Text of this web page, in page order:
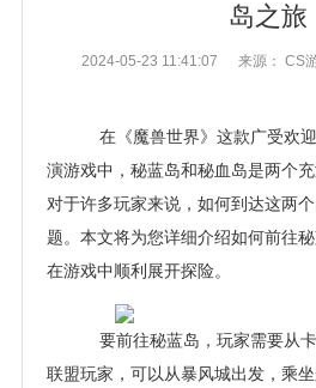
岛之旅
2024-05-23 11:41:07 来源： CS
在《魔兽世界》这款广受欢
演游戏中，秘蓝岛和秘血岛是两个充
对于许多玩家来说，如何到达这两
题。本文将为您详细介绍如何前往
在游戏中顺利展开探险。
要前往秘蓝岛，玩家需要从
联盟玩家，可以从暴风城出发，乘